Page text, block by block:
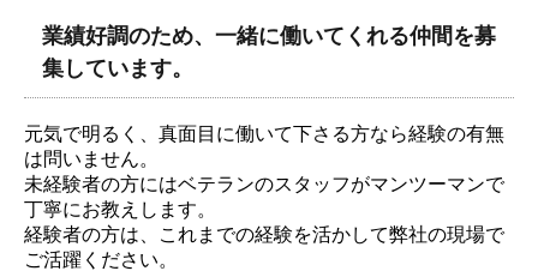
業績好調のため、一緒に働いてくれる仲間を募
集しています。
元気で明るく、真面目に働いて下さる方なら経験の有無
は問いません。
未経験者の方にはベテランのスタッフがマンツーマンで
丁寧にお教えします。
経験者の方は、これまでの経験を活かして弊社の現場で
ご活躍ください。